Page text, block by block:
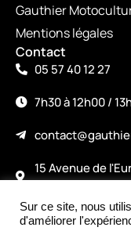
Gauthier
Mentions légales
Contact
05 57 40 12 27
7h30 à 12h00 /
15 Avenue de
Castillon
©2026
Sur ce site, nous
d'améliorer